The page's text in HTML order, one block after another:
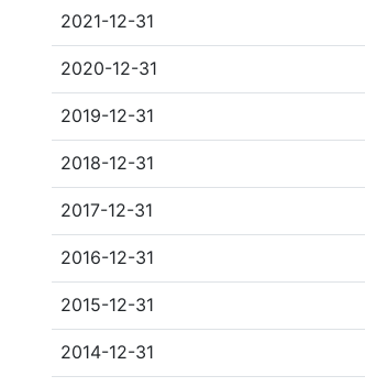
2021-12-31
2020-12-31
2019-12-31
2018-12-31
2017-12-31
2016-12-31
2015-12-31
2014-12-31